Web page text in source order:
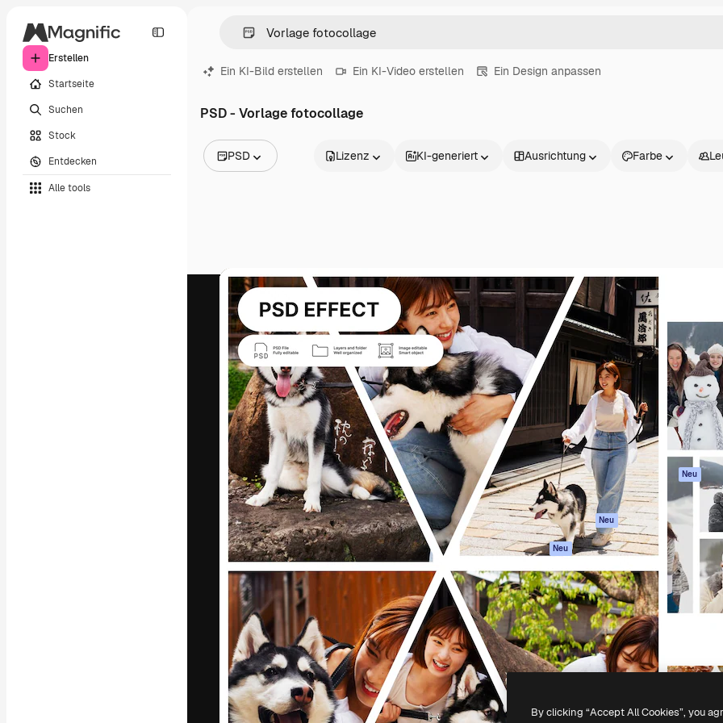
Erstellen
Startseite
Suchen
Stock
Entdecken
Alle tools
Ein KI-Bild erstellen Ein KI-Video erstellen Ein Design anpassen
PSD - Vorlage fotocollage
PSD
Videos
Filmmaterial
Motion Graphics
Videovorlagen
Icons
3D-Modelle
Schriftarten
Lizenz KI-generiert Ausrichtung Farbe
Die kreative Plattform, um deine beste
Arbeit zu verwirklichen. Mehr als 1 Million
Abonnenten unter Kreativen, Unternehmen,
Agenturen und Studios.
Deutsch
Produkte
Spaces
KI-Assistent
KI-Bildgenerator
KI-Videogenerator
Stimmengenerator
Stock-Inhalte
MCP für
Claude/ChatGPT
Neu
Agenten Neu
API
Mobile App
Alle Magnific-Tools
Loslegen
Academy
Dokumentation
Support
AGB
Originale
Neu
Cookie-Richtlinie
Partner
Unternehmen
Copyright © 2010-2026Freepik Company S.L.U. Alle Rechte vorbehalten.
By clicking “Accept All Cookies”, you